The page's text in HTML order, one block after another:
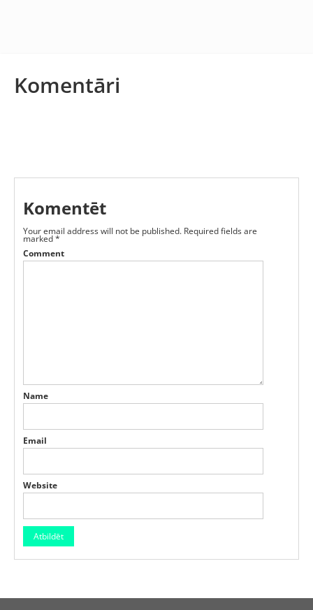
Komentāri
Komentēt
Your email address will not be published. Required fields are
marked*
Comment
Name
Email
Website